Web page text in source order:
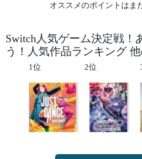
オススメのポイントはま
Switch人気ゲーム決定戦！
う！人気作品ランキング
1位 2位